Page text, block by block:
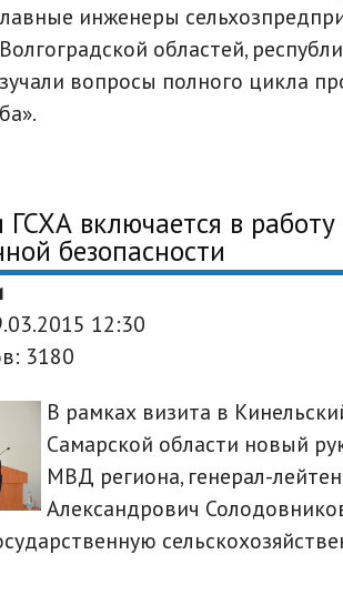
инженеры
областей,
вопросы полного цикла
ГСХА включается в
безопасности
12:30
3180
В рамках визита в
Самарской области новый
МВД региона, генерал-
Александрович